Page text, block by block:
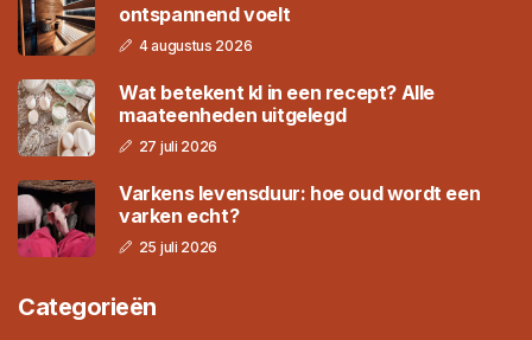
ontspannend voelt
4 augustus 2026
Wat betekent kl in een recept? Alle
maateenheden uitgelegd
27 juli 2026
Varkens levensduur: hoe oud wordt een
varken echt?
25 juli 2026
Categorieën